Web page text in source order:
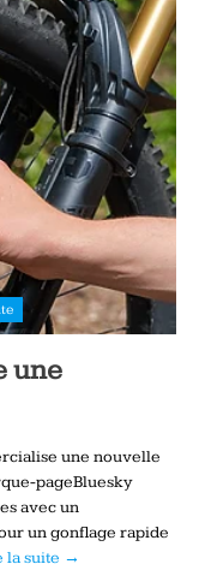
une
une nouvelle
pageBluesky
avec un
un gonflage rapide
la suite →